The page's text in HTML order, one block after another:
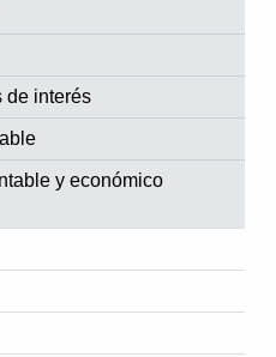
de interés
y económico